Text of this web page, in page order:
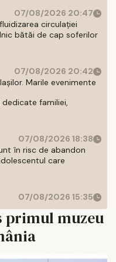
07/08/2026 20:47
circulației
bătăi de cap soferilor
07/08/2026 20:42
Marile evenimente
dedicate familiei,
07/08/2026 18:38
în risc de abandon
care
07/08/2026 15:35
primul muzeu